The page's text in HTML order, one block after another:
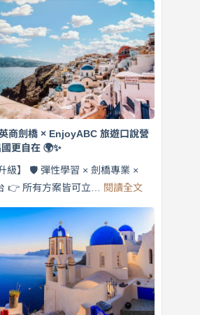
商劍橋 × EnjoyABC 旅遊口說營
更自在 🌍✨
級】 🛡️ 彈性學習 × 劍橋專業 ×
👉 所有方案皆可立… 閱讀全文:
費
天
說
英
語！
英
商